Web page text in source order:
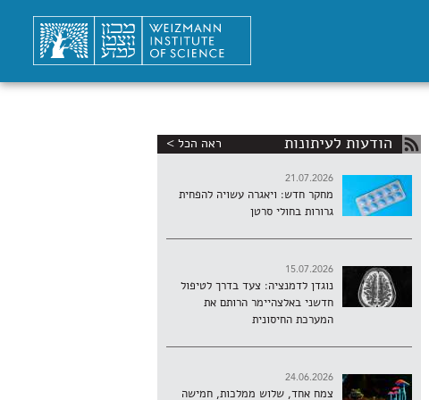
הודעות לעיתונות ראה הכל >
21.07.2026
מחקר חדש: ויאגרה עשויה להפחית
גרורות בחולי סרטן
15.07.2026
נוגדן לדמנציה: צעד בדרך לטיפול
חדשני באלצהיימר הרותם את
המערכת החיסונית
24.06.2026
צמח אחד, שלוש ממלכות, חמישה